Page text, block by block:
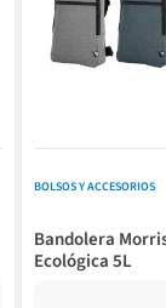
BOLSOS Y ACCESORIOS
Bandolera
Ecológica 5L